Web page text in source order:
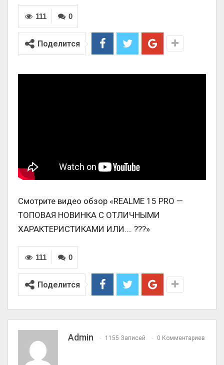
0
111
Поделится
Смотрите видео обзор «REALME 15 PRO —
ТОПОВАЯ НОВИНКА С ОТЛИЧНЫМИ
ХАРАКТЕРИСТИКАМИ ИЛИ…. ???»
0
111
Поделится
Admin 1155 Записей 0 Комментариев